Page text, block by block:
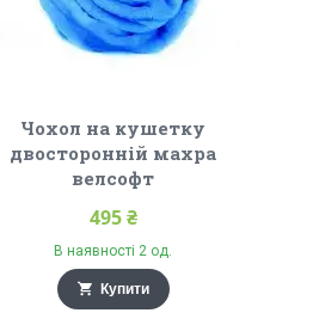
Чохол на кушетку
двосторонній махра
велсофт
495 ₴
В наявності 2 од.
Купити